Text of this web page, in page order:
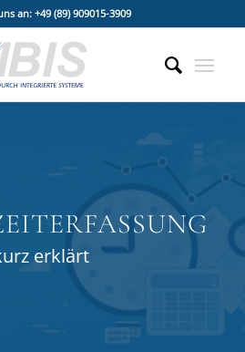
an: +49 (89) 909015-3909
erklärt